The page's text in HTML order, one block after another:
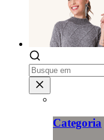
Categoria